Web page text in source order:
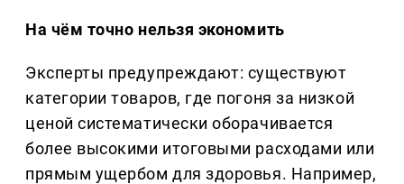
На чём точно нельзя экономить
Эксперты предупреждают: существуют
категории товаров, где погоня за низкой
ценой систематически оборачивается
более высокими итоговыми расходами или
прямым ущербом для здоровья. Например,